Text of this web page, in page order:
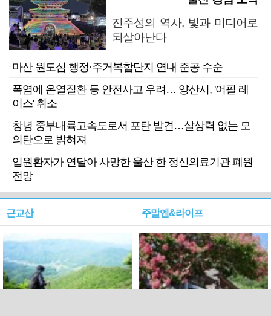
진주성의 역사, 빛과 미디어로
되살아난다
마산 원도심 행정·주거복합단지 연내 준공 수순
폭염에 온열질환 등 안전사고 우려… 양산시, '어필 레
이스' 취소
창녕 중부내륙고속도로서 포탄 발견…살상력 없는 모
의탄으로 밝혀져
입원환자가 연달아 사망한 울산 한 정신의료기관 폐원
전망
근교산 주말엔&라이프